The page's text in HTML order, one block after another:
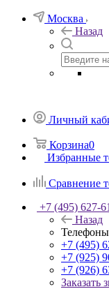
Москва
Назад
Личный
Корзина0
Избранные
Сравнение
+7 (495) 627-
Назад
Телефоны
+7 (495)
+7 (925)
+7 (926)
Заказать